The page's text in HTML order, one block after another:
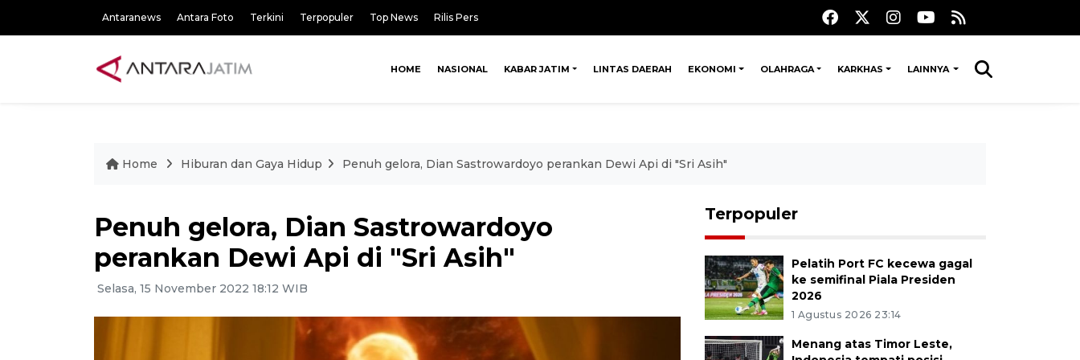
Antaranews Antara Foto Terkini Terpopuler Top News Rilis Pers
HOME NASIONAL KABAR JATIM LINTAS DAERAH EKONOMI OLAHRAGA KARKHAS LAINNYA
Home Hiburan dan Gaya Hidup Penuh gelora, Dian Sastrowardoyo perankan Dewi Api di "Sri Asih"
Penuh gelora, Dian Sastrowardoyo
perankan Dewi Api di "Sri Asih"
Selasa, 15 November 2022 18:12 WIB
Terpopuler
Pelatih Port FC kecewa gagal
ke semifinal Piala Presiden
2026
1 Agustus 2026 23:14
Menang atas Timor Leste,